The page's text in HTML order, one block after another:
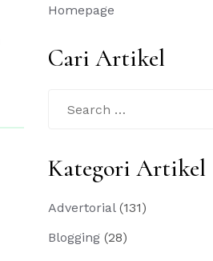
Homepage
Cari Artikel
for:
Kategori Artikel
Advertorial(131)
Blogging (28)